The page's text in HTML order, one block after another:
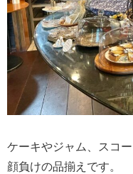
ケーキやジャム、スコ
顔負けの品揃えです。